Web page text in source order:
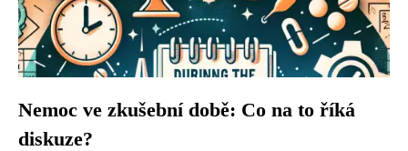
Nemoc ve zkušební době: Co na to říká
diskuze?